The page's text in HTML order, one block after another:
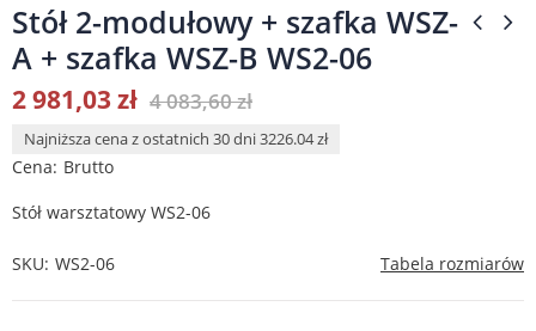
Stół 2-modułowy + szafka WSZ-
A + szafka WSZ-B WS2-06
2 981,03 zł 4 083,60 zł
Najniższa cena z ostatnich 30 dni 3226.04 zł
Cena Brutto
Stół warsztatowy WS2-06
Tabela rozmiarów
SKU WS2-06